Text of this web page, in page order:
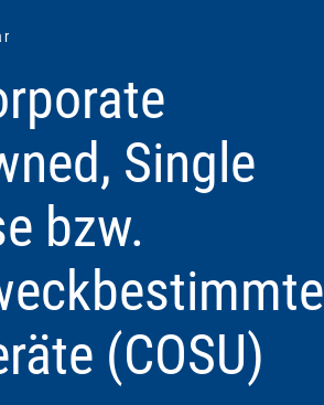
Single
bzw.
(COSU)